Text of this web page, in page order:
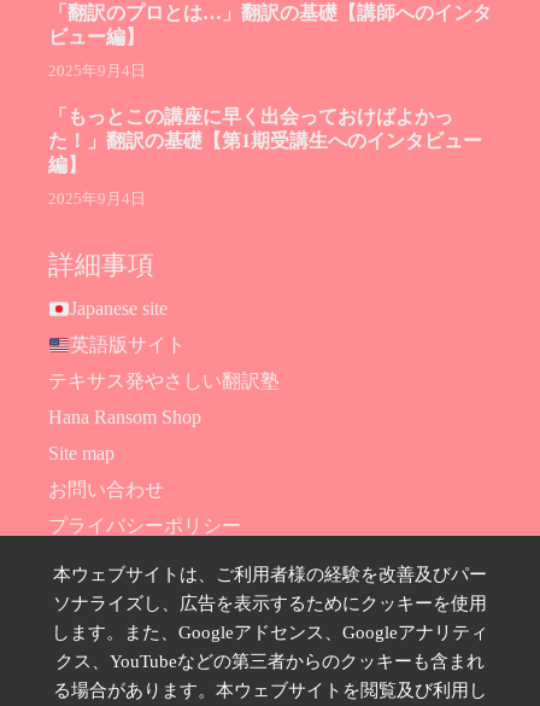
「翻訳のプロとは…」翻訳の基礎【講師へのインタ
ビュー編】
2025年9月4日
「もっとこの講座に早く出会っておけばよかっ
た！」翻訳の基礎【第1期受講生へのインタビュー
編】
2025年9月4日
詳細事項
Japanese site
英語版サイト
テキサス発やさしい翻訳塾
Hana Ransom Shop
Site map
お問い合わせ
プライバシーポリシー
特定商取引法に基づく表示
SNSのフォローはこちら
本ウェブサイトは、ご利用者様の経験を改善及びパー
ソナライズし、広告を表示するためにクッキーを使用
します。また、Googleアドセンス、Googleアナリティ
クス、YouTubeなどの第三者からのクッキーも含まれ
る場合があります。本ウェブサイトを閲覧及び利用し